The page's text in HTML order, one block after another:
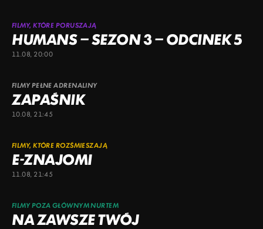
FILMY, KTÓRE PORUSZAJĄ
HUMANS – SEZON 3 – ODCINEK 5
11.08, 20:00
FILMY PEŁNE ADRENALINY
ZAPAŚNIK
10.08, 21:45
FILMY, KTÓRE ROZŚMIESZAJĄ
E-ZNAJOMI
11.08, 21:45
FILMY POZA GŁÓWNYM NURTEM
NA ZAWSZE TWÓJ